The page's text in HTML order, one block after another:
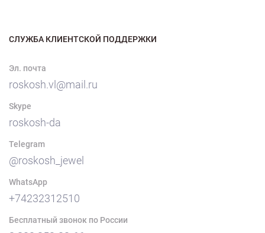
СЛУЖБА КЛИЕНТСКОЙ ПОДДЕРЖКИ
Эл. почта
roskosh.vl@mail.ru
Skype
roskosh-da
Telegram
@roskosh_jewel
WhatsApp
+74232312510
Бесплатный звонок по России